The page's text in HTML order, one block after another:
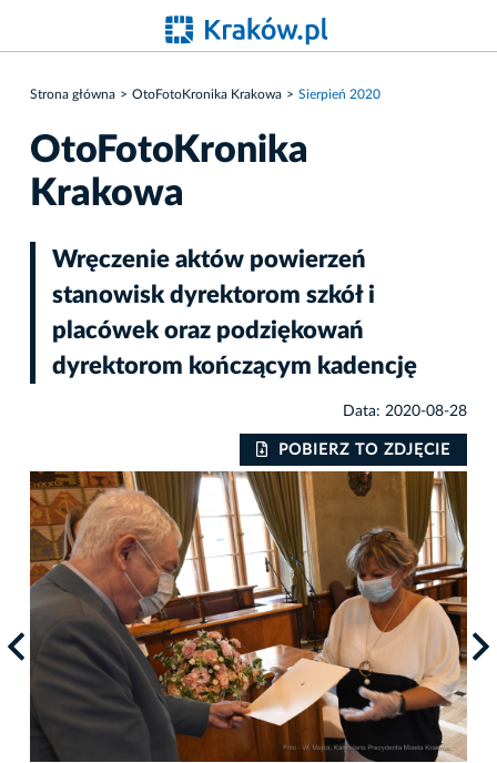
Strona główna OtoFotoKronika Krakowa Sierpień 2020
OtoFotoKronika
Krakowa
Wręczenie aktów powierzeń
stanowisk dyrektorom szkół i
placówek oraz podziękowań
dyrektorom kończącym kadencję
Data: 2020-08-28
POBIERZ TO ZDJĘCIE